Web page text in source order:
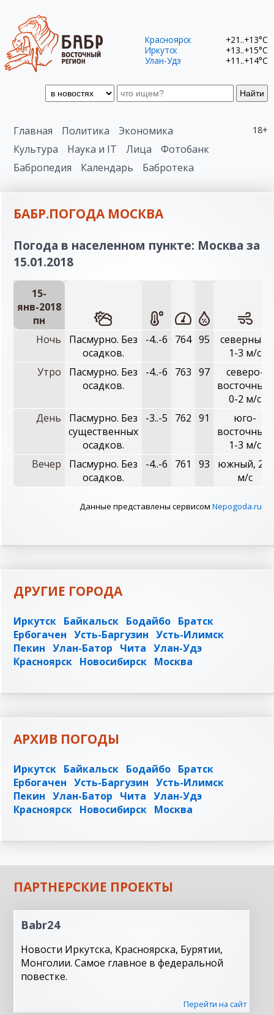
Найти
Красноярск
+21..+13°C
Иркутск
+13..+15°C
Улан-Удэ
+11..+14°C
18+
Главная Политика
Экономика
Культура
Наука и IT Лица
Фотобанк
Бабропедия
Календарь Бабротека
БАБР.ПОГОДА МОСКВА
Погода в населенном пункте: Москва за
15.01.2018
15-
янв-2018
пн
Ночь
Пасмурно. Без
осадков.
-4..-6 764 95
северный,
1-3 м/с
Утро
Пасмурно. Без
осадков.
-4..-6 763 97
северо-
восточный,
0-2 м/с
День
Пасмурно. Без
существенных
осадков.
-3..-5 762 91
юго-
восточный,
1-3 м/с
Вечер
Пасмурно. Без
осадков.
-4..-6 761 93
южный, 2-4
м/с
Данные представлены сервисом Nepogoda.ru
ДРУГИЕ ГОРОДА
Иркутск Байкальск Бодайбо Братск
Ербогачен Усть-Баргузин Усть-Илимск
Пекин Улан-Батор Чита Улан-Удэ
Красноярск Новосибирск Москва
АРХИВ ПОГОДЫ
Иркутск Байкальск Бодайбо Братск
Ербогачен Усть-Баргузин Усть-Илимск
Пекин Улан-Батор Чита Улан-Удэ
Красноярск Новосибирск Москва
ПАРТНЕРСКИЕ ПРОЕКТЫ
Babr24
Новости Иркутска, Красноярска, Бурятии,
Монголии. Самое главное в федеральной
повестке.
Перейти на сайт